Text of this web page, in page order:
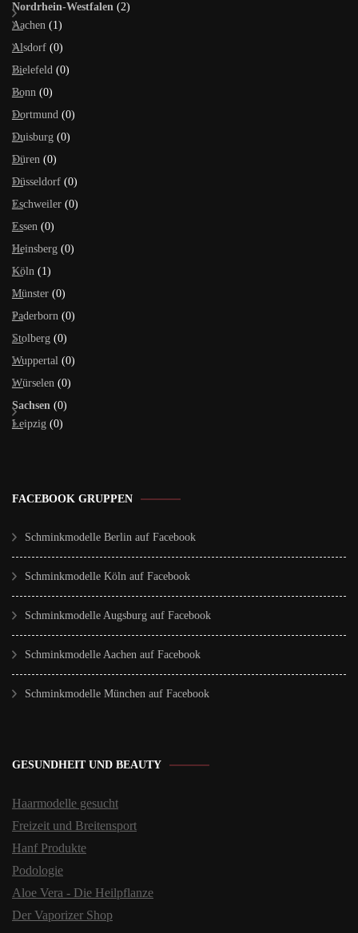
Nordrhein-Westfalen (2)
Aachen (1)
Alsdorf (0)
Bielefeld (0)
Bonn (0)
Dortmund (0)
Duisburg (0)
Düren (0)
Düsseldorf (0)
Eschweiler (0)
Essen (0)
Heinsberg (0)
Köln (1)
Münster (0)
Paderborn (0)
Stolberg (0)
Wuppertal (0)
Würselen (0)
Sachsen (0)
Leipzig (0)
FACEBOOK GRUPPEN
Schminkmodelle Berlin auf Facebook
Schminkmodelle Köln auf Facebook
Schminkmodelle Augsburg auf Facebook
Schminkmodelle Aachen auf Facebook
Schminkmodelle München auf Facebook
GESUNDHEIT UND BEAUTY
Haarmodelle gesucht
Freizeit und Breitensport
Hanf Produkte
Podologie
Aloe Vera - Die Heilpflanze
Der Vaporizer Shop